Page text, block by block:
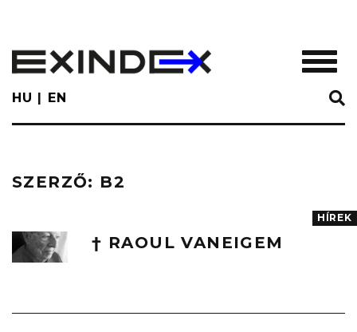
main
content
HU EN
SZERZŐ: B2
† RAOUL VANEIGEM
HÍREK